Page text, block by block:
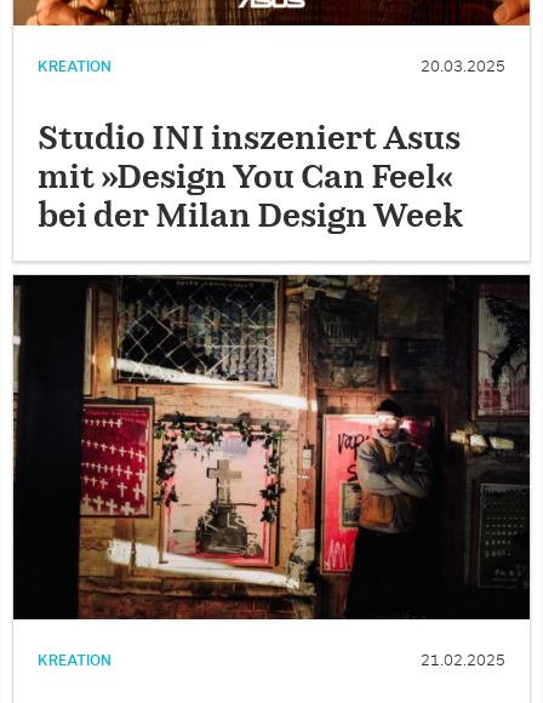
KREATION 20.03.2025
Studio INI inszeniert Asus
mit »Design You Can Feel«
bei der Milan Design Week
KREATION 21.02.2025